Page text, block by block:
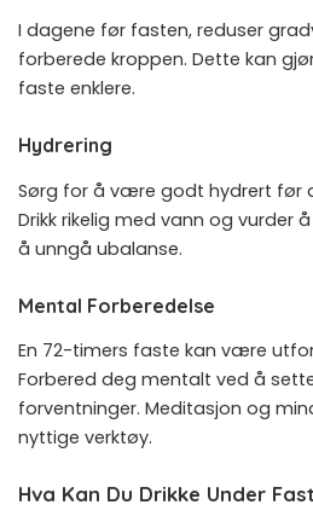
I dagene før fasten, reduser
forberede kroppen. Dette kan
faste enklere.
Hydrering
Sørg for å være godt hydrert før
Drikk rikelig med vann og vurder
å unngå ubalanse.
Mental Forberedelse
En 72-timers faste kan være
Forbered deg mentalt ved å
forventninger. Meditasjon og
nyttige verktøy.
Hva Kan Du Drikke Under